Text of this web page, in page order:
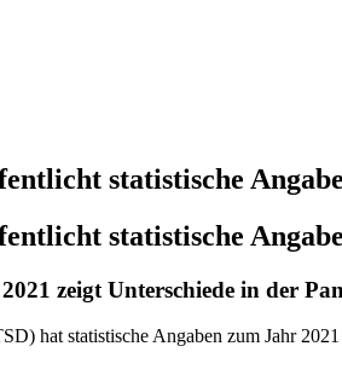
statistische
statistische
zeigt Unterschiede in der
hat statistische Angaben zum Jahr